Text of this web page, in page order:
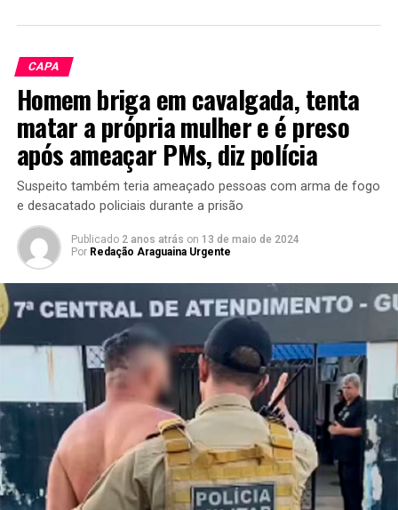
CAPA
Homem briga em cavalgada, tenta
matar a própria mulher e é preso
após ameaçar PMs, diz polícia
Suspeito também teria ameaçado pessoas com arma de fogo
e desacatado policiais durante a prisão
Publicado 2 anos atrás on 13 de maio de 2024
Por Redação Araguaina Urgente